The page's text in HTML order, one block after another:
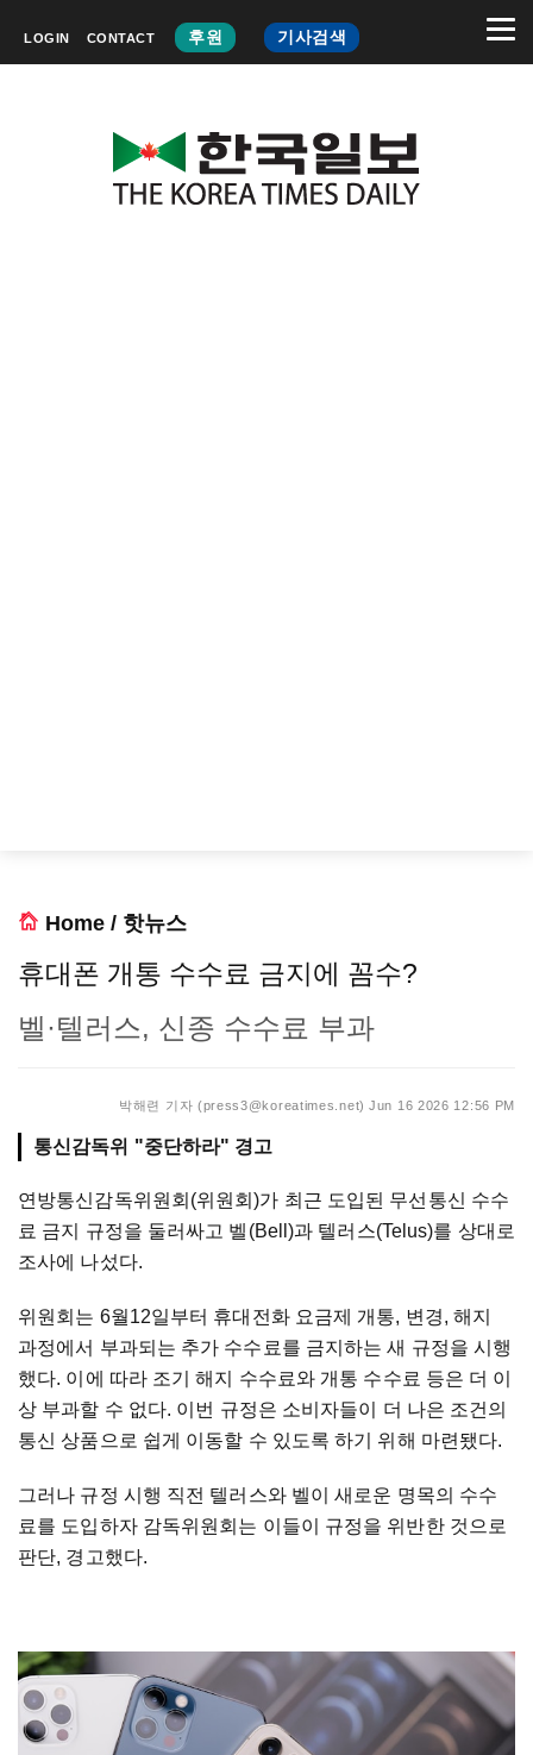
LOGIN CONTACT 후원 기사검색
Home / 핫뉴스
휴대폰 개통 수수료 금지에 꼼수?
벨·텔러스, 신종 수수료 부과
박해련 기자 (press3@koreatimes.net) Jun 16 2026 12:56 PM
통신감독위 "중단하라" 경고
연방통신감독위원회(위원회)가 최근 도입된 무선통신 수수
료 금지 규정을 둘러싸고 벨(Bell)과 텔러스(Telus)를 상대로
조사에 나섰다.
위원회는 6월12일부터 휴대전화 요금제 개통, 변경, 해지
과정에서 부과되는 추가 수수료를 금지하는 새 규정을 시행
했다. 이에 따라 조기 해지 수수료와 개통 수수료 등은 더 이
상 부과할 수 없다. 이번 규정은 소비자들이 더 나은 조건의
통신 상품으로 쉽게 이동할 수 있도록 하기 위해 마련됐다.
그러나 규정 시행 직전 텔러스와 벨이 새로운 명목의 수수
료를 도입하자 감독위원회는 이들이 규정을 위반한 것으로
판단, 경고했다.